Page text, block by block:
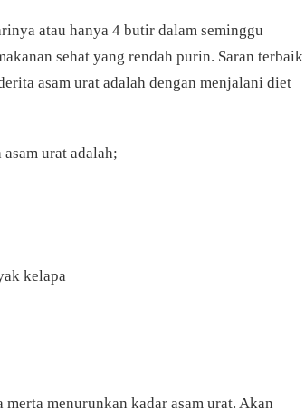
atau hanya 4 butir dalam seminggu
sehat yang rendah purin. Saran terbaik
asam urat adalah dengan menjalani diet
urat adalah;
kelapa
menurunkan kadar asam urat. Akan